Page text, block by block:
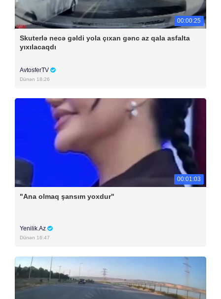
00:00:25
Skuterlə necə gəldi yola çıxan gənc az qala asfalta
yıxılacaqdı
AvtosferTV
Dünən 18:26
00:01:03
"Ana olmaq şansım yoxdur"
Yenilik.Az
Dünən 16:47